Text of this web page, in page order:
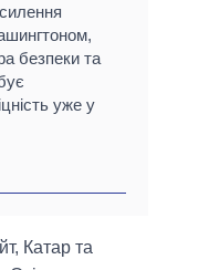
безпеки та
уже у
Катар та